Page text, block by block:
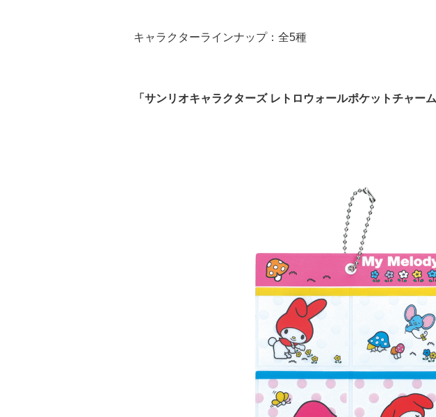
キャラクターラインナップ：全5種
「サンリオキャラクターズ レトロウォールポケットチャーム